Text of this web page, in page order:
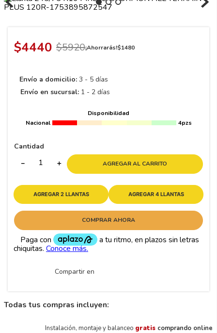
$4440 $5920¡Ahorrarás!$1480
Envío a domicilio: 3 - 5 días
Envío en sucursal: 1 - 2 días
Disponibilidad
Nacional
4pzs
Cantidad
＋
－ AGREGAR AL CARRITO
AGREGAR 2 LLANTAS AGREGAR 4 LLANTAS
COMPRAR AHORA
Compartir en
Todas tus compras incluyen:
Instalación, montaje y balanceo gratis comprando online
10.
265